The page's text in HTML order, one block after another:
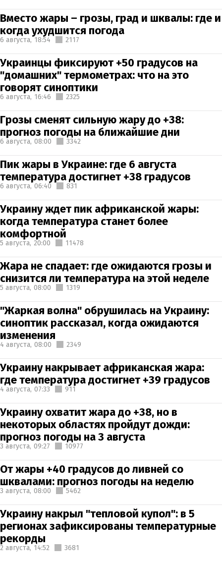
Вместо жары – грозы, град и шквалы: где и
когда ухудшится погода
6 августа, 18:54 2117
Украинцы фиксируют +50 градусов на
"домашних" термометрах: что на это
говорят синоптики
6 августа, 16:46 2325
Грозы сменят сильную жару до +38:
прогноз погоды на ближайшие дни
6 августа, 08:00 3342
Пик жары в Украине: где 6 августа
температура достигнет +38 градусов
6 августа, 06:40 831
Украину ждет пик африканской жары:
когда температура станет более
комфортной
5 августа, 20:00 11478
Жара не спадает: где ожидаются грозы и
снизится ли температура на этой неделе
5 августа, 08:00 1319
"Жаркая волна" обрушилась на Украину:
синоптик рассказал, когда ожидаются
изменения
4 августа, 08:00 2349
Украину накрывает африканская жара:
где температура достигнет +39 градусов
4 августа, 07:33 911
Украину охватит жара до +38, но в
некоторых областях пройдут дожди:
прогноз погоды на 3 августа
3 августа, 09:27 10977
От жары +40 градусов до ливней со
шквалами: прогноз погоды на неделю
3 августа, 08:00 5462
Украину накрыл "тепловой купол": в 5
регионах зафиксированы температурные
рекорды
2 августа, 14:52 3681